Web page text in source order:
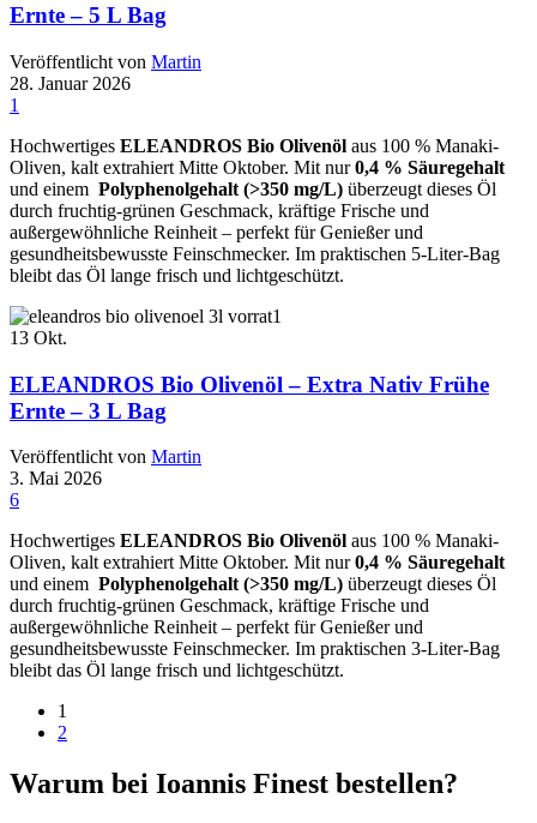
Ernte – 5 L Bag
Veröffentlicht von Martin
28. Januar 2026
1
Hochwertiges ELEANDROS Bio Olivenöl aus 100 % Manaki-
Oliven, kalt extrahiert Mitte Oktober. Mit nur0,4 % Säuregehalt
und einem Polyphenolgehalt (>350 mg/L) überzeugt dieses Öl
durch fruchtig-grünen Geschmack, kräftige Frische und
außergewöhnliche Reinheit – perfekt für Genießer und
gesundheitsbewusste Feinschmecker. Im praktischen 5-Liter-Bag
bleibt das Öl lange frisch und lichtgeschützt.
13 Okt.
ELEANDROS Bio Olivenöl – Extra Nativ Frühe
Ernte – 3 L Bag
Veröffentlicht von Martin
3. Mai 2026
6
Hochwertiges ELEANDROS Bio Olivenöl aus 100 % Manaki-
Oliven, kalt extrahiert Mitte Oktober. Mit nur0,4 % Säuregehalt
und einem Polyphenolgehalt (>350 mg/L) überzeugt dieses Öl
durch fruchtig-grünen Geschmack, kräftige Frische und
außergewöhnliche Reinheit – perfekt für Genießer und
gesundheitsbewusste Feinschmecker. Im praktischen 3-Liter-Bag
bleibt das Öl lange frisch und lichtgeschützt.
1
2
Warum bei Ioannis Finest bestellen?